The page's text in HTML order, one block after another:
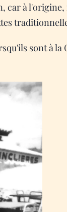
car à
sont à la